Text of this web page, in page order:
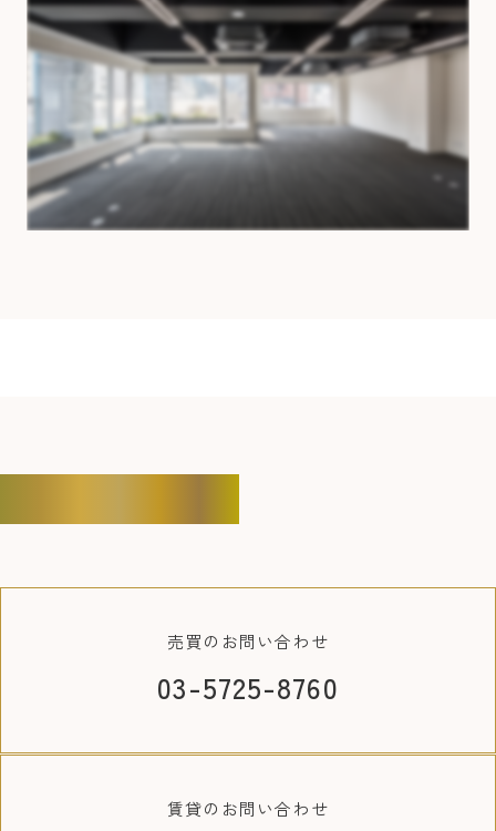
売買の お問い合わせ
03-5725-8760
賃貸の お問い合わせ